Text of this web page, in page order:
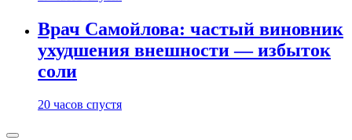
Врач Самойлова: частый виновник
ухудшения внешности — избыток
соли
20 часов спустя